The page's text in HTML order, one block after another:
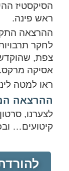
הסיקסטיז
ראש פינה.
ההרצאה
לחקר
צפת, שהוקדש
אסיקה מרקס.
ראו למטה
ההרצאה
לצערנו,
קיטועים…